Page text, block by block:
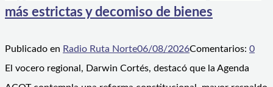
más estrictas y decomiso de bienes
Publicado en Radio Ruta Norte06/08/2026Comentarios: 0
El vocero regional, Darwin Cortés, destacó que la Agenda